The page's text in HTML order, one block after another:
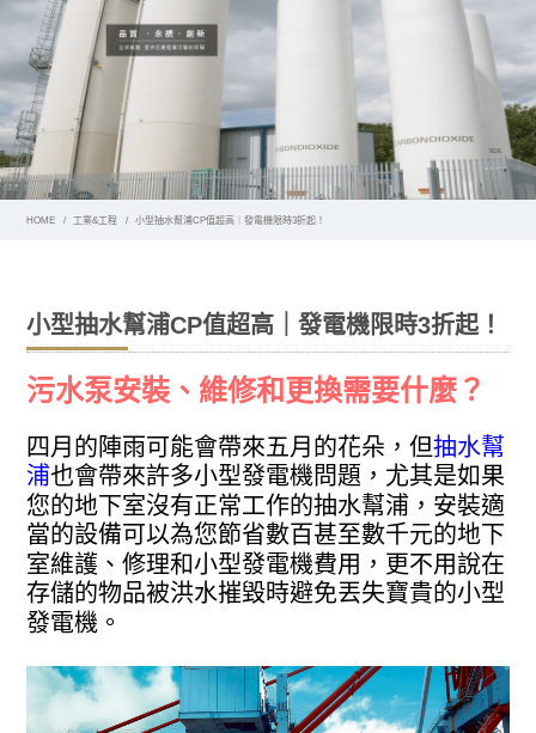
HOME 工業&工程 小型抽水幫浦CP值超高｜發電機限時3折起！
小型抽水幫浦CP值超高｜發電機限時3折起！
污水泵安裝、維修和更換需要什麼？
四月的陣雨可能會帶來五月的花朵，但抽水幫
浦也會帶來許多小型發電機問題，尤其是如果
您的地下室沒有正常工作的抽水幫浦，安裝適
當的設備可以為您節省數百甚至數千元的地下
室維護、修理和小型發電機費用，更不用說在
存儲的物品被洪水摧毀時避免丟失寶貴的小型
發電機。